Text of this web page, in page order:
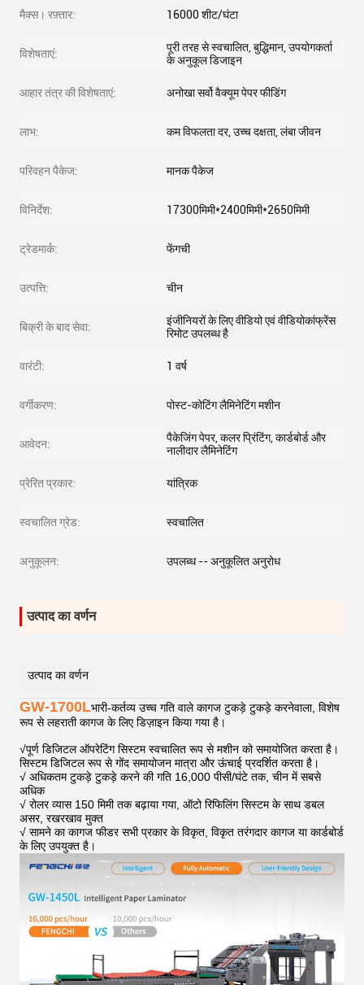
मैक्स। रफ़्तार: 16000 शीट/घंटा
विशेषताएं:
पूरी तरह से स्वचालित, बुद्धिमान, उपयोगकर्ता
के अनुकूल डिजाइन
आहार तंत्र की विशेषताएं: अनोखा सर्वो वैक्यूम पेपर फीडिंग
लाभ: कम विफलता दर, उच्च दक्षता, लंबा जीवन
परिवहन पैकेज: मानक पैकेज
विनिर्देश: 17300मिमी*2400मिमी*2650मिमी
ट्रेडमार्क: फेंगची
उत्पत्ति: चीन
बिक्री के बाद सेवा:
इंजीनियरों के लिए वीडियो एवं वीडियोकांफ्रेंस
रिमोट उपलब्ध है
वारंटी: 1 वर्ष
वर्गीकरण: पोस्ट-कोटिंग लैमिनेटिंग मशीन
आवेदन:
पैकेजिंग पेपर, कलर प्रिंटिंग, कार्डबोर्ड और
नालीदार लैमिनेटिंग
प्रेरित प्रकार: यांत्रिक
स्वचालित ग्रेड: स्वचालित
अनुकूलन: उपलब्ध -- अनुकूलित अनुरोध
उत्पाद का वर्णन
उत्पाद का वर्णन
GW-1700Lभारी-कर्तव्य उच्च गति वाले कागज टुकड़े टुकड़े करनेवाला, विशेष
रूप से लहराती कागज के लिए डिज़ाइन किया गया है।
√पूर्ण डिजिटल ऑपरेटिंग सिस्टम स्वचालित रूप से मशीन को समायोजित करता है।
सिस्टम डिजिटल रूप से गोंद समायोजन मात्रा और ऊंचाई प्रदर्शित करता है।
√ अधिकतम टुकड़े टुकड़े करने की गति 16,000 पीसी/घंटे तक, चीन में सबसे
अधिक
√ रोलर व्यास 150 मिमी तक बढ़ाया गया, ऑटो रिफिलिंग सिस्टम के साथ डबल
असर, रखरखाव मुक्त
√ सामने का कागज फीडर सभी प्रकार के विकृत, विकृत तरंगदार कागज या कार्डबोर्ड
के लिए उपयुक्त है।